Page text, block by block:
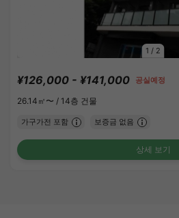
1 / 2
¥126,000 - ¥141,000 공실예정
26.14㎡〜 / 14층 건물
가구가전 포함 보증금 없음
상세 보기